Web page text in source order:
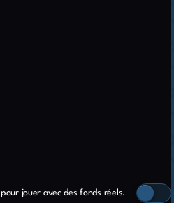
pour jouer avec des fonds réels.